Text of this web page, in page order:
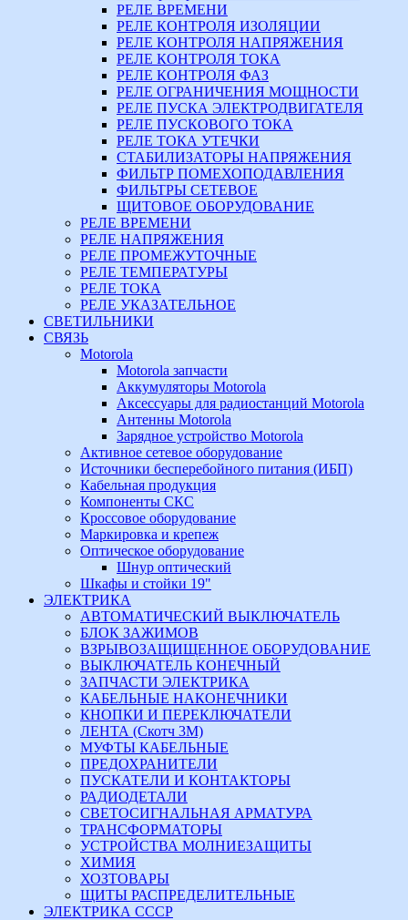
РЕЛЕ ВРЕМЕНИ
РЕЛЕ КОНТРОЛЯ ИЗОЛЯЦИИ
РЕЛЕ КОНТРОЛЯ НАПРЯЖЕНИЯ
РЕЛЕ КОНТРОЛЯ ТОКА
РЕЛЕ КОНТРОЛЯ ФАЗ
РЕЛЕ ОГРАНИЧЕНИЯ МОЩНОСТИ
РЕЛЕ ПУСКА ЭЛЕКТРОДВИГАТЕЛЯ
РЕЛЕ ПУСКОВОГО ТОКА
РЕЛЕ ТОКА УТЕЧКИ
СТАБИЛИЗАТОРЫ НАПРЯЖЕНИЯ
ФИЛЬТР ПОМЕХОПОДАВЛЕНИЯ
ФИЛЬТРЫ СЕТЕВОЕ
ЩИТОВОЕ ОБОРУДОВАНИЕ
РЕЛЕ ВРЕМЕНИ
РЕЛЕ НАПРЯЖЕНИЯ
РЕЛЕ ПРОМЕЖУТОЧНЫЕ
РЕЛЕ ТЕМПЕРАТУРЫ
РЕЛЕ ТОКА
РЕЛЕ УКАЗАТЕЛЬНОЕ
СВЕТИЛЬНИКИ
СВЯЗЬ
Motorola
Motorola запчасти
Аккумуляторы Motorola
Аксессуары для радиостанций Motorola
Антенны Motorola
Зарядное устройство Motorola
Активное сетевое оборудование
Источники бесперебойного питания (ИБП)
Кабельная продукция
Компоненты СКС
Кроссовое оборудование
Маркировка и крепеж
Оптическое оборудование
Шнур оптический
Шкафы и стойки 19"
ЭЛЕКТРИКА
АВТОМАТИЧЕСКИЙ ВЫКЛЮЧАТЕЛЬ
БЛОК ЗАЖИМОВ
ВЗРЫВОЗАЩИЩЕННОЕ ОБОРУДОВАНИЕ
ВЫКЛЮЧАТЕЛЬ КОНЕЧНЫЙ
ЗАПЧАСТИ ЭЛЕКТРИКА
КАБЕЛЬНЫЕ НАКОНЕЧНИКИ
КНОПКИ И ПЕРЕКЛЮЧАТЕЛИ
ЛЕНТА (Скотч 3М)
МУФТЫ КАБЕЛЬНЫЕ
ПРЕДОХРАНИТЕЛИ
ПУСКАТЕЛИ И КОНТАКТОРЫ
РАДИОДЕТАЛИ
СВЕТОСИГНАЛЬНАЯ АРМАТУРА
ТРАНСФОРМАТОРЫ
УСТРОЙСТВА МОЛНИЕЗАЩИТЫ
ХИМИЯ
ХОЗТОВАРЫ
ЩИТЫ РАСПРЕДЕЛИТЕЛЬНЫЕ
ЭЛЕКТРИКА СССР